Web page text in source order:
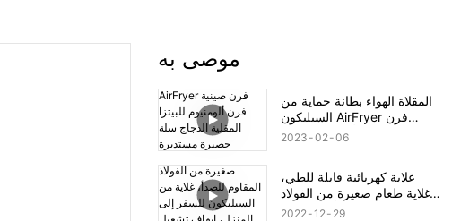
موصى به
المقلاة الهواء بطانة حماية من
السيليكون AirFryer فرن
صينية فرن ألومنيوم للبيتزا
الملحقات
2023 02 06
غلاية كهربائية قابلة للطي،
غلاية طعام صغيرة من الفولاذ
المقاوم للصدأ، غلاية من
2022 12 29